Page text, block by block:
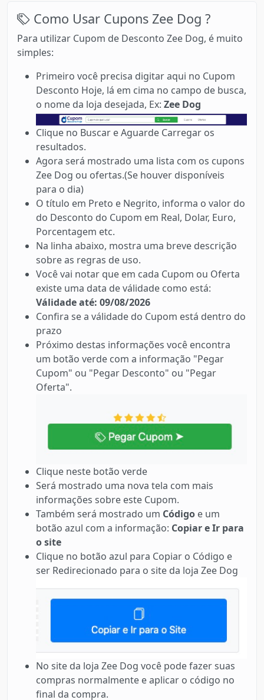
Como Usar Cupons Zee Dog ?
Para utilizar Cupom de Desconto Zee Dog, é muito
simples:
Primeiro você precisa digitar aqui no Cupom
Desconto Hoje, lá em cima no campo de busca,
o nome da loja desejada, Ex: Zee Dog
Clique no Buscar e Aguarde Carregar os
resultados.
Agora será mostrado uma lista com os cupons
Zee Dog ou ofertas.(Se houver disponíveis
para o dia)
O título em Preto e Negrito, informa o valor do
do Desconto do Cupom em Real, Dolar, Euro,
Porcentagem etc.
Na linha abaixo, mostra uma breve descrição
sobre as regras de uso.
Você vai notar que em cada Cupom ou Oferta
existe uma data de válidade como está:
Válidade até: 09/08/2026
Confira se a válidade do Cupom está dentro do
prazo
Próximo destas informações você encontra
um botão verde com a informação "Pegar
Cupom" ou "Pegar Desconto" ou "Pegar
Oferta".
Clique neste botão verde
Será mostrado uma nova tela com mais
informações sobre este Cupom.
Também será mostrado um Código e um
botão azul com a informação: Copiar e Ir para
o site
Clique no botão azul para Copiar o Código e
ser Redirecionado para o site da loja Zee Dog
No site da loja Zee Dog você pode fazer suas
compras normalmente e aplicar o código no
final da compra.